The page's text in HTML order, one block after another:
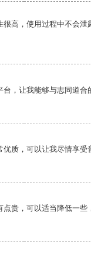
很高，使用过程中不会泄
，让我能够与志同道合
质，可以让我尽情享受
贵，可以适当降低一些